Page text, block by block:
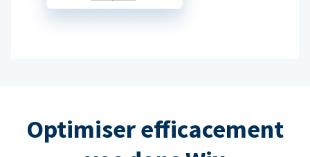
Optimiser efficacement